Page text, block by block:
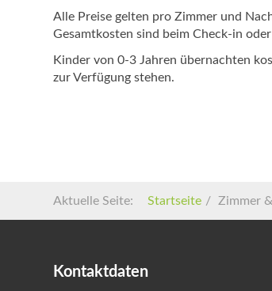
Alle Preise gelten pro Zimmer und
Gesamtkosten sind beim Check-in
Kinder von 0-3 Jahren übernachten
zur Verfügung stehen.
Aktuelle Seite: Startseite Zimmer
Kontaktdaten